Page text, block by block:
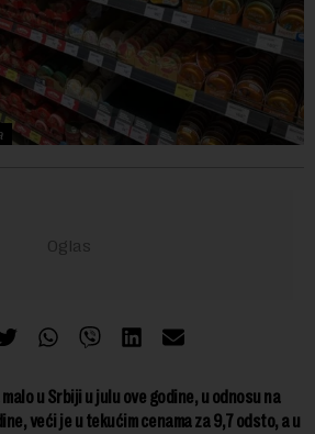
u Srbiji u julu ove godine, u odnosu na
veći je u tekućim cenama za 9,7 odsto, a u